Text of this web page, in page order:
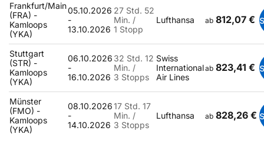
Frankfurt/Main
(FRA) -
Kamloops
(YKA)
05.10.2026
-
13.10.2026
27 Std. 52
Min. /
1 Stopp
Lufthansa ab 812,07 €
Stuttgart
(STR) -
Kamloops
(YKA)
06.10.2026
-
16.10.2026
32 Std. 12
Min. /
3 Stopps
Swiss
International
Air Lines
ab 823,41 €
Münster
(FMO) -
Kamloops
(YKA)
08.10.2026
-
14.10.2026
17 Std. 17
Min. /
3 Stopps
Lufthansa ab 828,26 €